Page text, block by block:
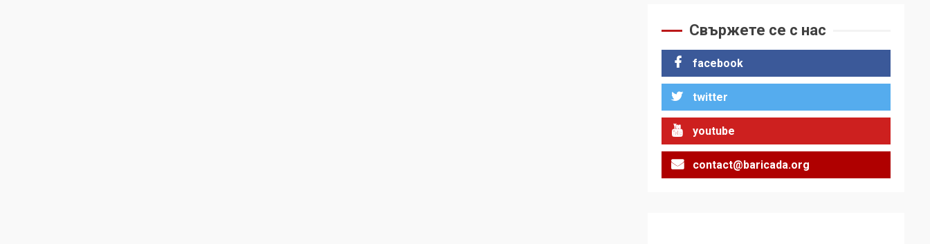
Свържете се с нас
facebook
twitter
youtube
contact@baricada.org